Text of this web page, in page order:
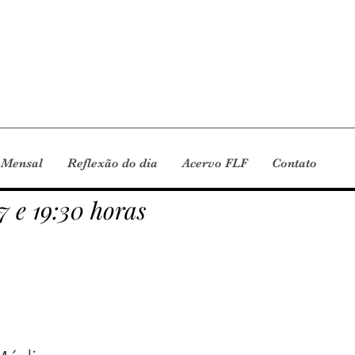
Reflexão do dia Acervo FLF Contato
19:30 horas